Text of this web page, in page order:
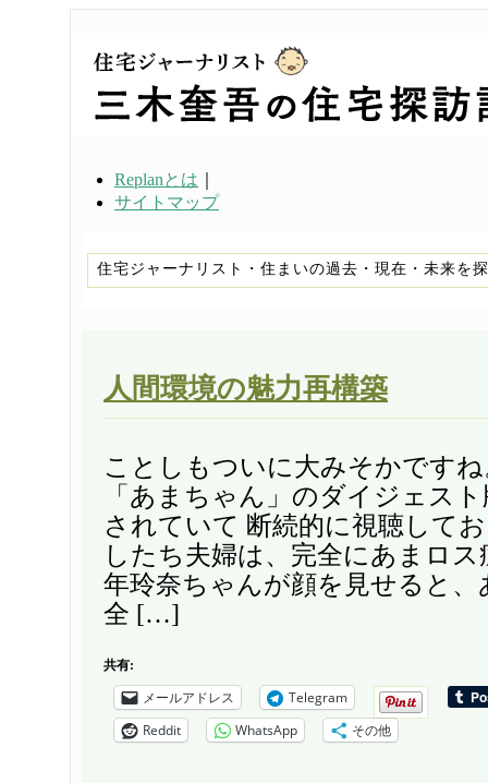
Replanとは
サイトマップ
住宅ジャーナリスト・住まいの過去・現在・未来を
人間環境の魅力再構築
ことしもついに大みそかです
「あまちゃん」のダイジェス
されていて 断続的に視聴して
したち夫婦は、完全にあまロ
年玲奈ちゃんが顔を見せると、
全 […]
共有:
メールアドレス
Telegram
Reddit
WhatsApp その他